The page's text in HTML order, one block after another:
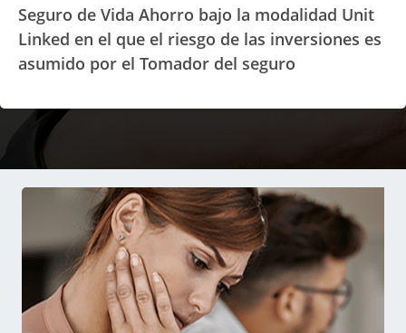
Seguro de Vida Ahorro bajo la modalidad Unit
Linked en el que el riesgo de las inversiones es
asumido por el Tomador del seguro